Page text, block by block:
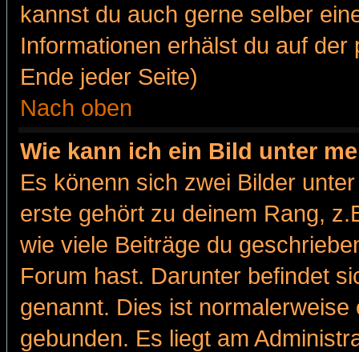
kannst du auch gerne selber
Informationen erhälst du auf
Ende jeder Seite)
Nach oben
Wie kann ich ein Bild unter
Es könenn sich zwei Bilder
erste gehört zu deinem Rang,
wie viele Beiträge du
Forum hast. Darunter befindet
genannt. Dies ist
gebunden. Es liegt am